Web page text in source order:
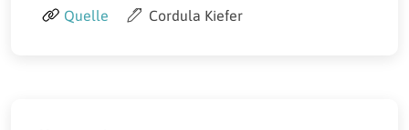
Quelle Cordula Kiefer